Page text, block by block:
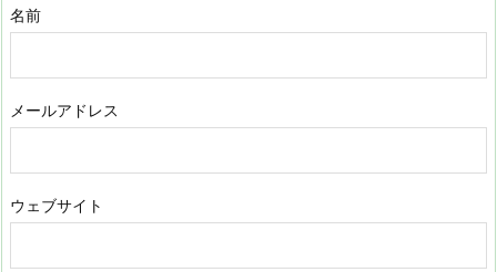
名前
メールアドレス
ウェブサイト